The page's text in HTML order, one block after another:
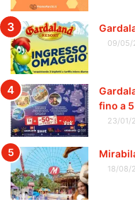
09/05/
fino a
23/01/
18/08/